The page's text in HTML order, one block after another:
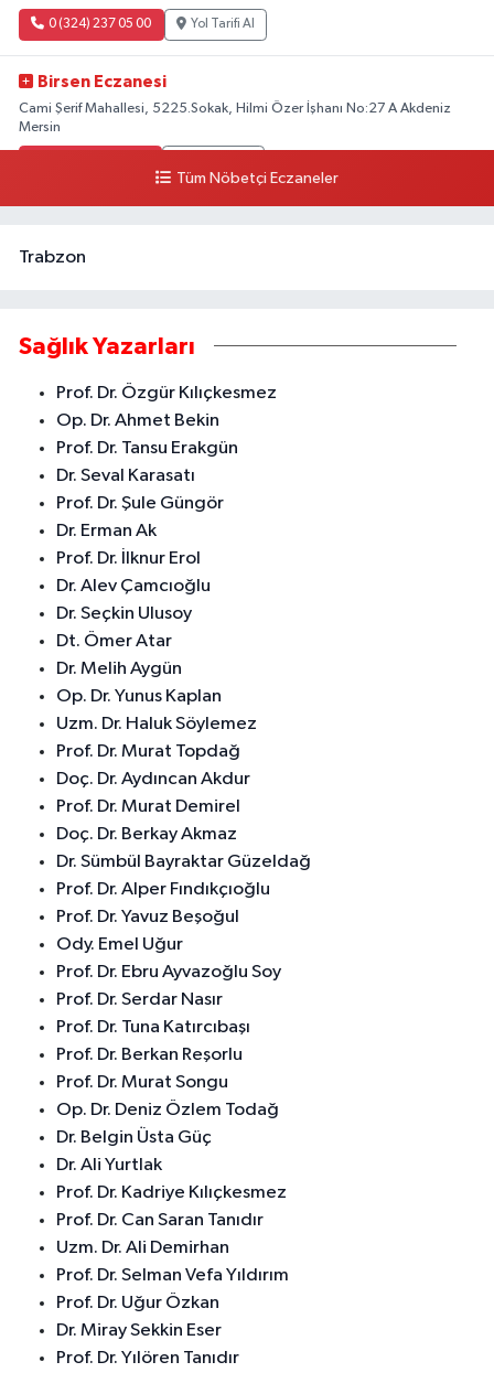
0 (324) 237 05 00 Yol Tarifi Al
Birsen Eczanesi
Cami Şerif Mahallesi, 5225.Sokak, Hilmi Özer İşhanı No:27 A Akdeniz
Mersin
Tüm Nöbetçi Eczaneler
Trabzon
Sağlık Yazarları
Prof. Dr. Özgür Kılıçkesmez
Op. Dr. Ahmet Bekin
Prof. Dr. Tansu Erakgün
Dr. Seval Karasatı
Prof. Dr. Şule Güngör
Dr. Erman Ak
Prof. Dr. İlknur Erol
Dr. Alev Çamcıoğlu
Dr. Seçkin Ulusoy
Dt. Ömer Atar
Dr. Melih Aygün
Op. Dr. Yunus Kaplan
Uzm. Dr. Haluk Söylemez
Prof. Dr. Murat Topdağ
Doç. Dr. Aydıncan Akdur
Prof. Dr. Murat Demirel
Doç. Dr. Berkay Akmaz
Dr. Sümbül Bayraktar Güzeldağ
Prof. Dr. Alper Fındıkçıoğlu
Prof. Dr. Yavuz Beşoğul
Ody. Emel Uğur
Prof. Dr. Ebru Ayvazoğlu Soy
Prof. Dr. Serdar Nasır
Prof. Dr. Tuna Katırcıbaşı
Prof. Dr. Berkan Reşorlu
Prof. Dr. Murat Songu
Op. Dr. Deniz Özlem Todağ
Dr. Belgin Üsta Güç
Dr. Ali Yurtlak
Prof. Dr. Kadriye Kılıçkesmez
Prof. Dr. Can Saran Tanıdır
Uzm. Dr. Ali Demirhan
Prof. Dr. Selman Vefa Yıldırım
Prof. Dr. Uğur Özkan
Dr. Miray Sekkin Eser
Prof. Dr. Yılören Tanıdır